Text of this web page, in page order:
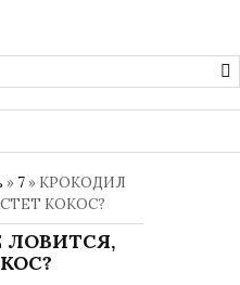
» 7 » КРОКОДИЛ
КОКОС?
ЛОВИТСЯ,